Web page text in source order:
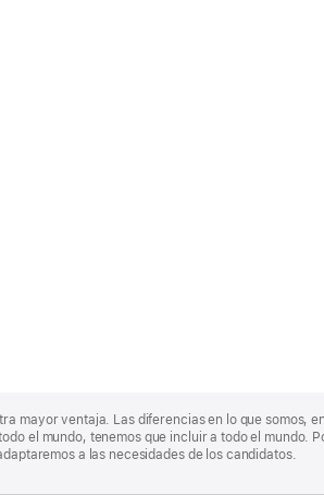
mayor ventaja. Las diferencias en lo que
el mundo, tenemos que incluir a todo el mundo.
a las necesidades de los candidatos.